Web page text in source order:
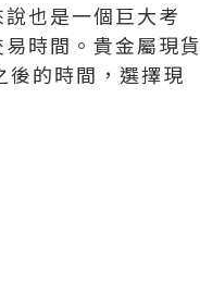
也是一個巨大考
時間。貴金屬現貨
後的時間，選擇現